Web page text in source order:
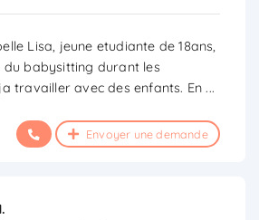
Lisa, jeune etudiante de 18ans,
du babysitting durant les
travailler avec des enfants. En...
Envoyer une demande